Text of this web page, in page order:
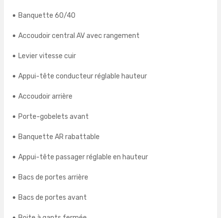
Banquette 60/40
Accoudoir central AV avec rangement
Levier vitesse cuir
Appui-tête conducteur réglable hauteur
Accoudoir arrière
Porte-gobelets avant
Banquette AR rabattable
Appui-tête passager réglable en hauteur
Bacs de portes arrière
Bacs de portes avant